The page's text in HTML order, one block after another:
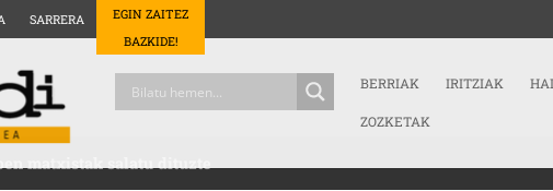
SARRERA
EGIN ZAITEZ
BAZKIDE!
BERRIAK IRITZIAK
ZOZKETAK
matxistak salatu dituzte